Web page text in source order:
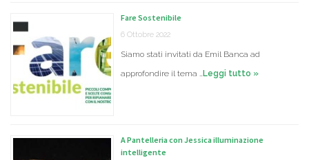
Fare Sostenibile
6 Ottobre 2022
Siamo stati invitati da Emil Banca ad
approfondire il tema …Leggi tutto »
A Pantelleria con Jessica illuminazione
intelligente